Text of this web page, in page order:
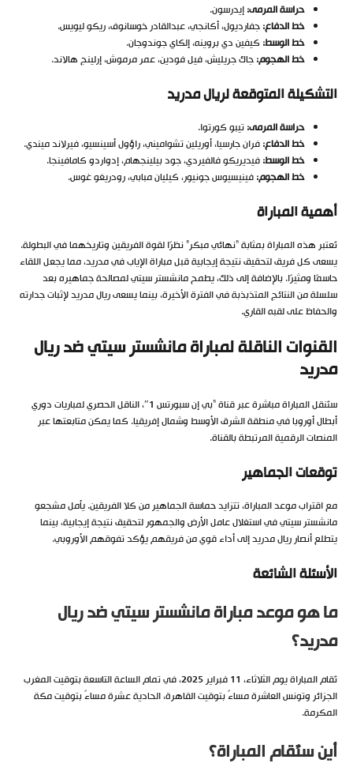
حراسة المرمى:إيدرسون.
خط الدفاع:جفارديول، أكانجي، عبدالقادر خوسانوف، ريكو ليويس.
خط الوسط: كيفين دي بروينه، إلكاي جوندوجان.
خط الهجوم:جاك جريليش، فيل فودين، عمر مرموش، إرلينج هالاند.
التشكيلة المتوقعة لريال مدريد
حراسة المرمى:تيبو كورتوا.
خط الدفاع:فران جارسيا، أوريلين تشواميني، راؤول أسينسيو، فيرلاند ميندي.
خط الوسط:فيديريكو فالفيردي، جود بيلينجهام، إدواردو كامافينجا.
خط الهجوم:فينيسيوس جونيور، كيليان مبابي، رودريغو غوس.
أهمية المباراة
تُعتبر هذه المباراة بمثابة “نهائي مبكر” نظرًا لقوة الفريقين وتاريخهما في البطولة.
يسعى كل فريق لتحقيق نتيجة إيجابية قبل مباراة الإياب في مدريد، مما يجعل اللقاء
حاسمًا ومثيرًا. بالإضافة إلى ذلك، يطمح مانشستر سيتي لمصالحة جماهيره بعد
سلسلة من النتائج المتذبذبة في الفترة الأخيرة، بينما يسعى ريال مدريد لإثبات جدارته
والحفاظ على لقبه القاري.
القنوات الناقلة لمباراة مانشستر سيتي ضد ريال
مدريد
ستُنقل المباراة مباشرة عبر قناة “بي إن سبورتس 1″، الناقل الحصري لمباريات دوري
أبطال أوروبا في منطقة الشرق الأوسط وشمال إفريقيا. كما يمكن متابعتها عبر
المنصات الرقمية المرتبطة بالقناة.
توقعات الجماهير
مع اقتراب موعد المباراة، تتزايد حماسة الجماهير من كلا الفريقين. يأمل مشجعو
مانشستر سيتي في استغلال عامل الأرض والجمهور لتحقيق نتيجة إيجابية، بينما
يتطلع أنصار ريال مدريد إلى أداء قوي من فريقهم يؤكد تفوقهم الأوروبي.
الأسئلة الشائعة
ما هو موعد مباراة مانشستر سيتي ضد ريال
مدريد؟
تُقام المباراة يوم الثلاثاء، 11 فبراير 2025، في تمام الساعة التاسعة بتوقيت المغرب
الجزائر وتونس العاشرة مساءً بتوقيت القاهرة، الحادية عشرة مساءً بتوقيت مكة
المكرمة.
أين ستُقام المباراة؟